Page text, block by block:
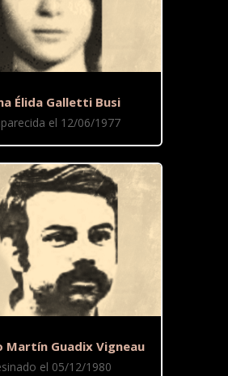
Élida Galletti Busi
el 12/06/1977
Martín Guadix Vigneau
el 05/12/1980